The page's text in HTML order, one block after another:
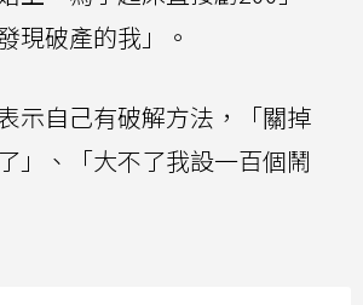
現破產的我」。
示自己有破解方法，「關掉
」、「大不了我設一百個鬧